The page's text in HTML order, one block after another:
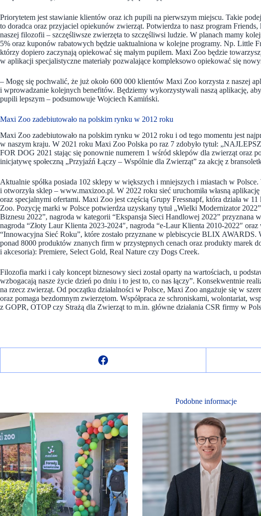
Priorytetem jest stawianie klientów oraz ich pupili na pierwszym miejscu. Takie
to doradca oraz przyjaciel opiekunów zwierząt. Potwierdza to nasz program
naszej filozofii – szczęśliwsze zwierzęta to szczęśliwsi ludzie. W planach mamy
5% oraz kuponów rabatowych będzie uaktualniona w kolejne programy. Np. Little
którzy dopiero zaczynają opiekować się małym pupilem. Maxi Zoo będzie
w aplikacji specjalistyczne materiały pozwalające kompleksowo opiekować się
– Mogę się pochwalić, że już około 600 000 klientów Maxi Zoo korzysta z naszej
i wprowadzanie kolejnych benefitów. Będziemy wykorzystywali naszą aplikację,
pupili lepszym – podsumowuje Wojciech Kamiński.
Maxi Zoo zadebiutowało na polskim rynku w 2012 roku
Maxi Zoo zadebiutowało na polskim rynku w 2012 roku i od tego momentu jest
w naszym kraju. W 2021 roku Maxi Zoo Polska po raz 7 zdobyło tytuł:
FOR DOG 2021 stając się ponownie numerem 1 wśród sklepów dla zwierząt oraz
inicjatywę społeczną „Przyjaźń Łączy – Wspólnie dla Zwierząt” za akcję z
Aktualnie spółka posiada 102 sklepy w większych i mniejszych i miastach w
i otworzyła sklep – www.maxizoo.pl. W 2022 roku sieć uruchomiła własną
oraz specjalnymi ofertami. Maxi Zoo jest częścią Grupy Fressnapf, która działa w
Zoo. Pozycję marki w Polsce potwierdza uzyskany tytuł „Wielki Modernizator
Biznesu 2022”, nagroda w kategorii “Ekspansja Sieci Handlowej 2022”
nagroda “Złoty Laur Klienta 2023-2024″, nagroda “e-Laur Klienta 2010-2022″
“Innowacyjna Sieć Roku”, które zostało przyznane w plebiscycie BLIX AWARDS.
ponad 8000 produktów znanych firm w przystępnych cenach oraz produkty marek
i akcesoria): Premiere, Select Gold, Real Nature czy Dogs Creek.
Filozofia marki i cały koncept biznesowy sieci został oparty na wartościach, u
wzbogacają nasze życie dzień po dniu i to jest to, co nas łączy”. Konsekwentnie
na rzecz zwierząt. Od początku działalności w Polsce, Maxi Zoo angażuje się w
oraz pomaga bezdomnym zwierzętom. Współpraca ze schroniskami, wolontariat,
z GOPR, OTOP czy Strażą dla Zwierząt to m.in. główne działania CSR firmy w
Podobne informacje